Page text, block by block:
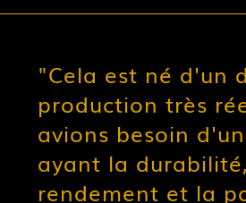
"Cela est né d'un
production très
avions besoin
ayant la
rendement et la